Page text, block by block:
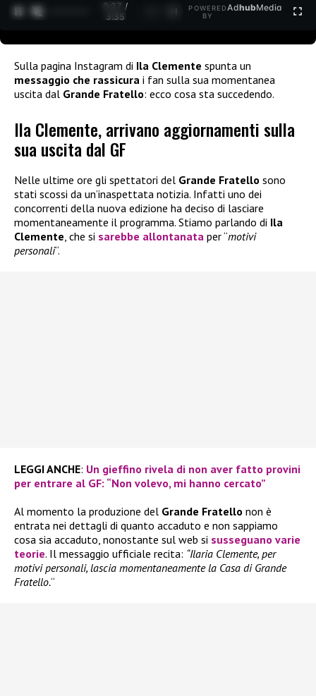
0:28 /
3:35
POWERED
BY
AdhubMedia
Sulla pagina Instagram di Ila Clemente spunta un
messaggio che rassicura i fan sulla sua momentanea
uscita dal Grande Fratello: ecco cosa sta succedendo.
Ila Clemente, arrivano aggiornamenti sulla
sua uscita dal GF
Nelle ultime ore gli spettatori del Grande Fratello sono
stati scossi da un’inaspettata notizia. Infatti uno dei
concorrenti della nuova edizione ha deciso di lasciare
momentaneamente il programma. Stiamo parlando di Ila
Clemente, che si sarebbe allontanata per “motivi
personali“.
LEGGI ANCHE: Un gieffino rivela di non aver fatto provini
per entrare al GF: “Non volevo, mi hanno cercato”
Al momento la produzione del Grande Fratello non è
entrata nei dettagli di quanto accaduto e non sappiamo
cosa sia accaduto, nonostante sul web si susseguano varie
teorie. Il messaggio ufficiale recita: “Ilaria Clemente, per
motivi personali, lascia momentaneamente la Casa di Grande
Fratello.“